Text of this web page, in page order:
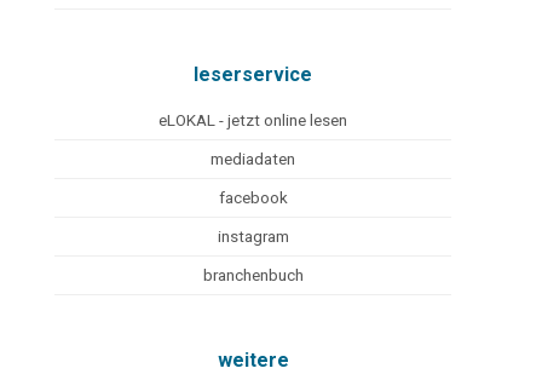
leserservice
eLOKAL - jetzt online lesen
mediadaten
facebook
instagram
branchenbuch
weitere